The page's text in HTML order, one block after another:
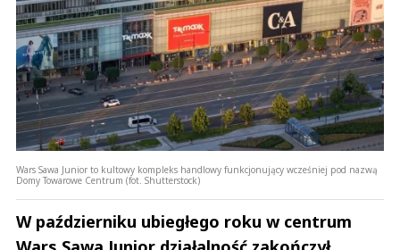
Wars Sawa Junior to kultowy kompleks handlowy funkcjonujący wcześniej pod nazwą
Domy Towarowe Centrum (fot. Shutterstock)
W październiku ubiegłego roku w centrum